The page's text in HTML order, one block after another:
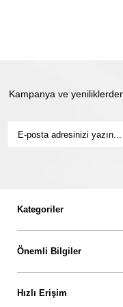
Kampanya ve
Kategoriler
Önemli Bilgiler
Hızlı Erişim